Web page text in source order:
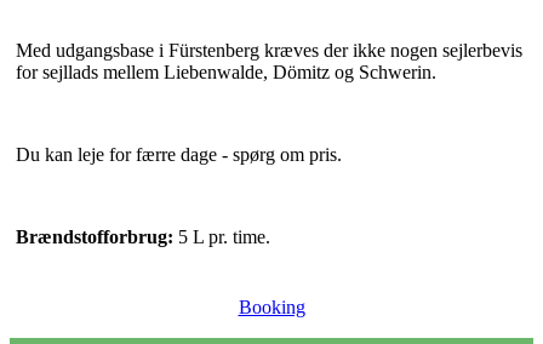
Med udgangsbase i Fürstenberg kræves der ikke nogen sejlerbevis
for sejllads mellem Liebenwalde, Dömitz og Schwerin.
Du kan leje for færre dage - spørg om pris.
Brændstofforbrug: 5 L pr. time.
Booking